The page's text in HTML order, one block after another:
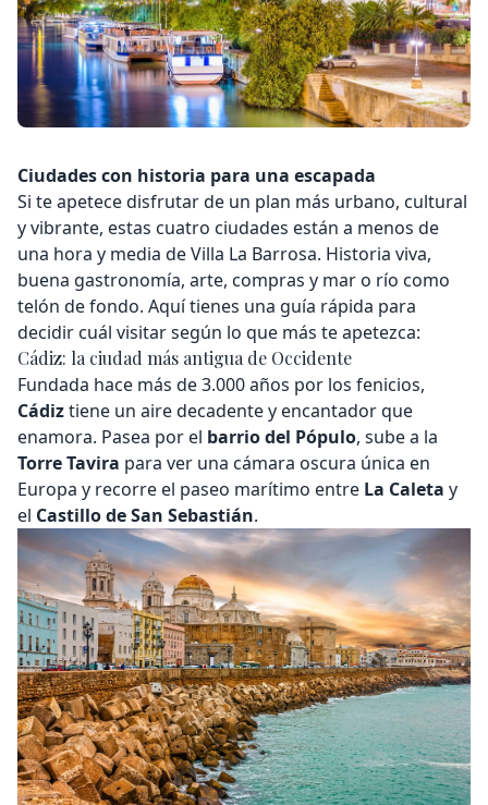
Ciudades con historia para una escapada
Si te apetece disfrutar de un plan más urbano, cultural
y vibrante, estas cuatro ciudades están a menos de
una hora y media deVilla La Barrosa. Historia viva,
buena gastronomía, arte, compras y mar o río como
telón de fondo. Aquí tienes una guía rápida para
decidir cuál visitar según lo que más te apetezca:
Cádiz: la ciudad más antigua de Occidente
Fundada hace más de 3.000 años por los fenicios,
Cádiztiene un aire decadente y encantador que
enamora. Pasea por el barrio del Pópulo, sube a la
Torre Tavira para ver una cámara oscura única en
Europa y recorre el paseo marítimo entre La Caleta y
el Castillo de San Sebastián.